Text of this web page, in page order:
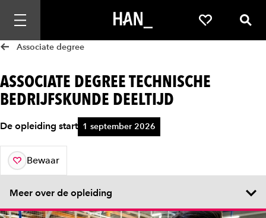
Mobiele navigatie openen Favorieten
Associate degree
ASSOCIATE DEGREE TECHNISCHE
BEDRIJFSKUNDE DEELTIJD
De opleiding start 1 september 2026
Bewaar
aan je favorieten
Meer over de opleiding